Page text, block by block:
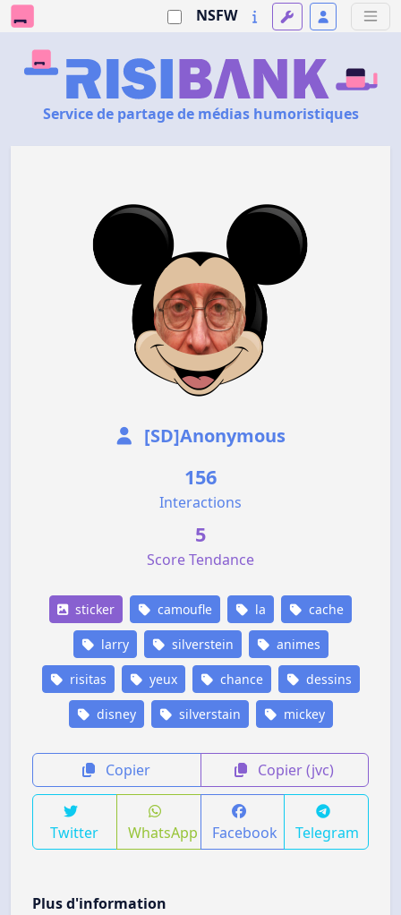
NSFW
Service de partage de médias humoristiques
[SD]Anonymous
156
Interactions
5
Score Tendance
sticker camoufle la cache
larry silverstein animes
risitas yeux chance dessins
disney silverstain mickey
Copier Copier (jvc)
Twitter WhatsApp Facebook Telegram
Plus d'information